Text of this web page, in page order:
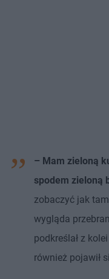
– Mam zieloną
spodem zieloną
zobaczyć jak
wygląda
podkreślał z
również pojawił